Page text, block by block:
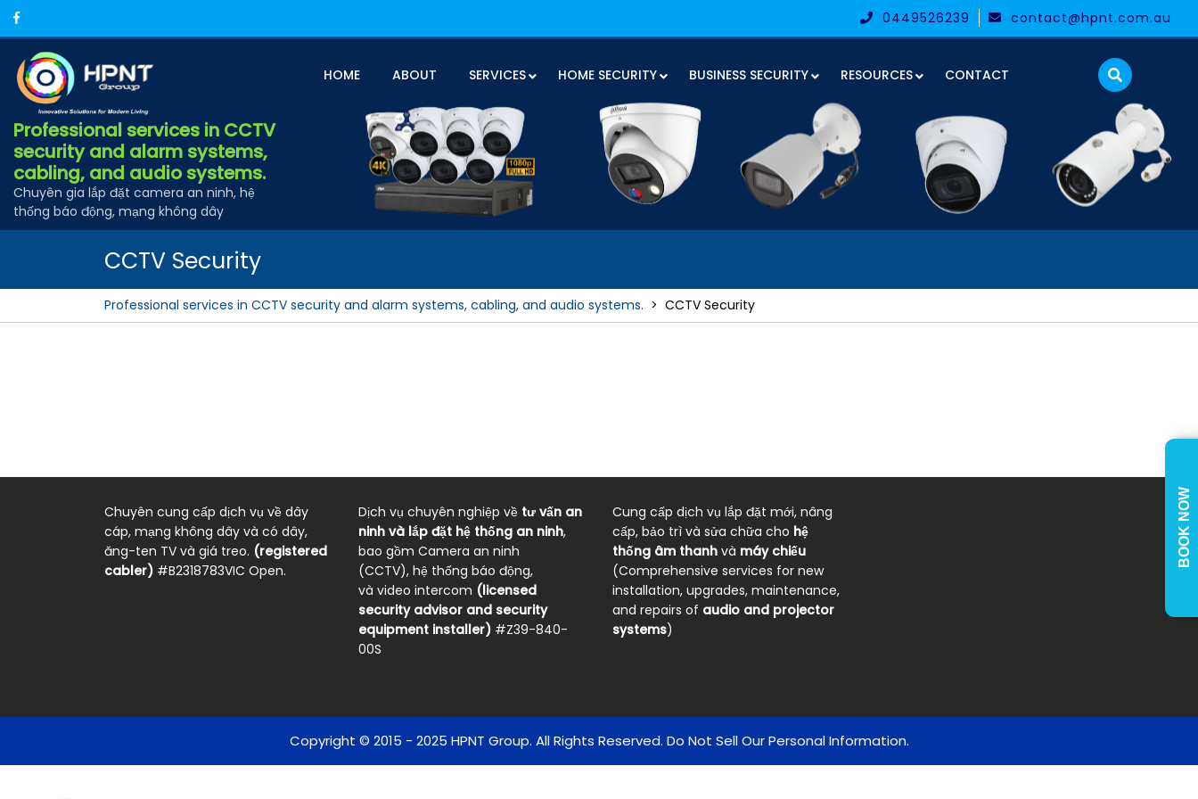
Skip
content
0449526239 contact@hpnt.com.au
Professional services in CCTV
security and alarm systems,
cabling, and audio systems.
Chuyên gia lắp đặt camera an ninh, hệ
thống báo động, mạng không dây
HOME ABOUT SERVICES HOME SECURITY BUSINESS SECURITY RESOURCES CONTACT
CCTV Security
Professional services in CCTV security and alarm systems, cabling, and audio systems. > CCTV Security
Chuyên cung cấp dịch vụ về dây
cáp, mạng không dây và có dây,
ăng-ten TV và giá treo. (registered
cabler) #B2318783VIC Open.
Dịch vụ chuyên nghiệp về tư vấn an
ninh và lắp đặt hệ thống an ninh,
bao gồm Camera an ninh
(CCTV), hệ thống báo động,
và video intercom (licensed
security advisor and security
equipment installer) #Z39-840-
00S
Cung cấp dịch vụ lắp đặt mới, nâng
cấp, bảo trì và sửa chữa cho hệ
thống âm thanh và máy chiếu
(Comprehensive services for new
installation, upgrades, maintenance,
and repairs of audio and projector
systems)
Copyright © 2015 - 2025 HPNT Group. All Rights Reserved. Do Not Sell Our Personal Information.
BOOK NOW